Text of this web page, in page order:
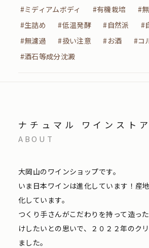
#ミディアムボディ #有機栽培
#
#生詰め
#低温発酵 #自然派
#
#無濾過
#扱い注意 #お酒 #コ
#酒石等成分沈澱
ナチュマル ワインスト
ABOUT
大岡山のワインショップです。
いま日本ワインは進化しています！産
化しています。
つくり手さんがこだわりを持って造っ
けしたいとの思いで、２０２２年のク
ました。